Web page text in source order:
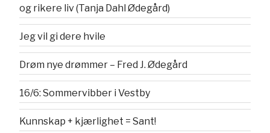
og rikere liv (Tanja Dahl Ødegård)
Jeg vil gi dere hvile
Drøm nye drømmer – Fred J. Ødegård
16/6: Sommervibber i Vestby
Kunnskap + kjærlighet = Sant!